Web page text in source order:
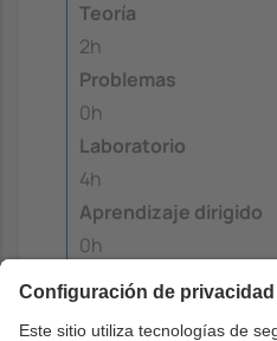
Teoría
2h
Problemas
0h
Laboratorio
4h
Aprendizaje dirigido
0h
Aprendizaje autónomo